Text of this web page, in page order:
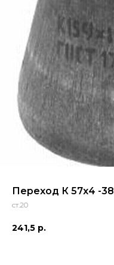
Переход К 57х4 -
ст.20
241,5 р.